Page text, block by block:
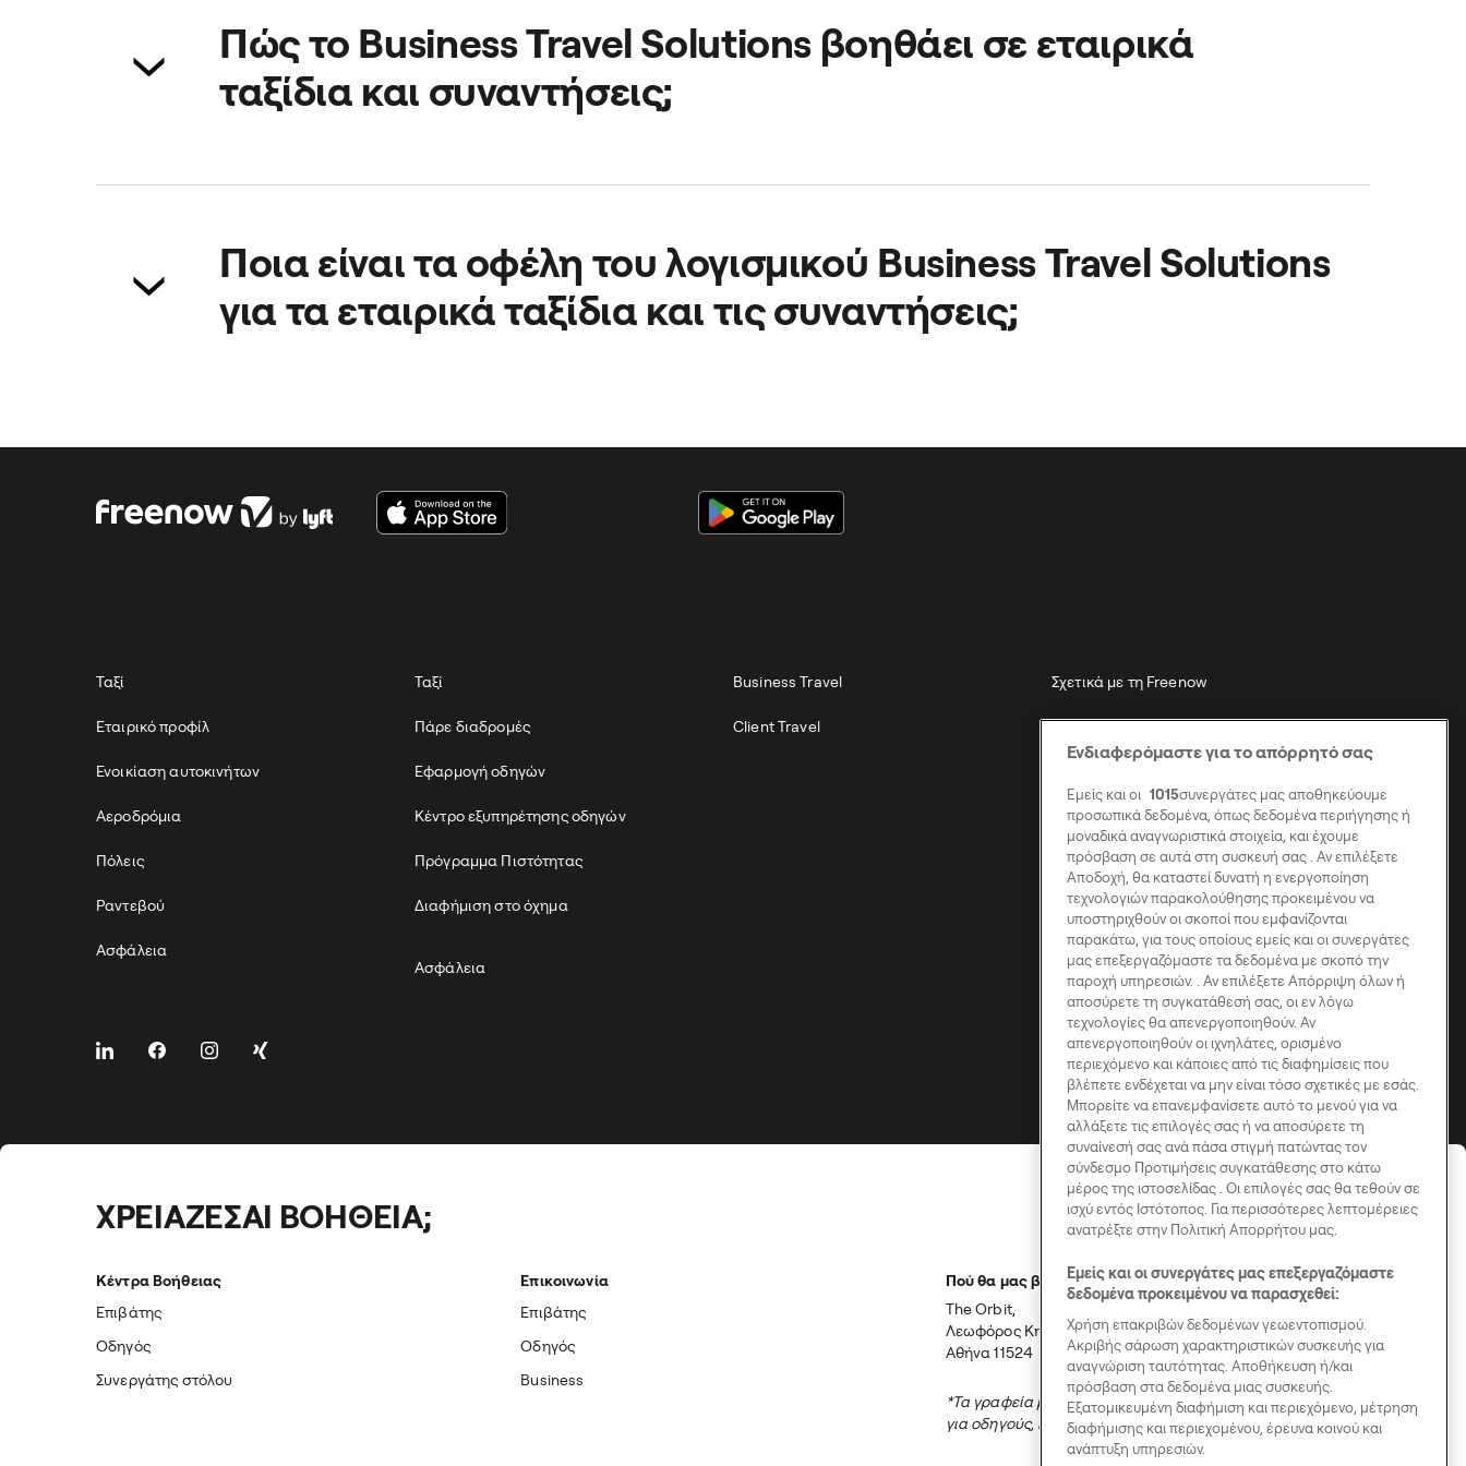
Πώς το Business Travel Solutions βοηθάει σε εταιρικά
ταξίδια και συναντήσεις;
Ποια είναι τα οφέλη του λογισμικού Business Travel Solutions
για τα εταιρικά ταξίδια και τις συναντήσεις;
Ταξί
Εταιρικό προφίλ
Ενοικίαση αυτοκινήτων
Αεροδρόμια
Πόλεις
Ραντεβού
Ασφάλεια
Ταξί
Πάρε διαδρομές
Εφαρμογή οδηγών
Κέντρο εξυπηρέτησης οδηγών
Πρόγραμμα Πιστότητας
Διαφήμιση στο όχημα
Ασφάλεια
Business Travel
Client Travel
Σχετικά με τη Freenow
Καριέρα
Δημόσιες Υποθέσεις
Βιωσιμότητα
Προσβασιμότητα
Modern Slavery Statement
ΧΡΕΙΑΖΕΣΑΙ ΒΟΗΘΕΙΑ;
Κέντρα Βοήθειας
Επιβάτης
Οδηγός
Συνεργάτης στόλου
Επικοινωνία
Επιβάτης
Οδηγός
Business
Πού θα μας βρεις
The Orbit,
Λεωφόρος Κηφισίας 115,
Αθήνα 11524
*Τα γραφεία μας λειτουργούν μόνο
για οδηγούς, κατόπιν ραντεβού.
Ενδιαφερόμαστε για το απόρρητό σας
Εμείς και οι 1015συνεργάτες μας αποθηκεύουμε
προσωπικά δεδομένα, όπως δεδομένα περιήγησης ή
μοναδικά αναγνωριστικά στοιχεία, και έχουμε
πρόσβαση σε αυτά στη συσκευή σας . Αν επιλέξετε
Αποδοχή, θα καταστεί δυνατή η ενεργοποίηση
τεχνολογιών παρακολούθησης προκειμένου να
υποστηριχθούν οι σκοποί που εμφανίζονται
παρακάτω, για τους οποίους εμείς και οι συνεργάτες
μας επεξεργαζόμαστε τα δεδομένα με σκοπό την
παροχή υπηρεσιών. . Αν επιλέξετε Απόρριψη όλων ή
αποσύρετε τη συγκατάθεσή σας, οι εν λόγω
τεχνολογίες θα απενεργοποιηθούν. Αν
απενεργοποιηθούν οι ιχνηλάτες, ορισμένο
περιεχόμενο και κάποιες από τις διαφημίσεις που
βλέπετε ενδέχεται να μην είναι τόσο σχετικές με εσάς.
Μπορείτε να επανεμφανίσετε αυτό το μενού για να
αλλάξετε τις επιλογές σας ή να αποσύρετε τη
συναίνεσή σας ανά πάσα στιγμή πατώντας τον
σύνδεσμο Προτιμήσεις συγκατάθεσης στο κάτω
μέρος της ιστοσελίδας . Οι επιλογές σας θα τεθούν σε
ισχύ εντός Ιστότοπος. Για περισσότερες λεπτομέρειες
ανατρέξτε στην Πολιτική Απορρήτου μας.
Εμείς και οι συνεργάτες μας επεξεργαζόμαστε
δεδομένα προκειμένου να παρασχεθεί:
Χρήση επακριβών δεδομένων γεωεντοπισμού.
Ακριβής σάρωση χαρακτηριστικών συσκευής για
αναγνώριση ταυτότητας. Αποθήκευση ή/και
πρόσβαση στα δεδομένα μιας συσκευής.
Εξατομικευμένη διαφήμιση και περιεχόμενο, μέτρηση
διαφήμισης και περιεχομένου, έρευνα κοινού και
ανάπτυξη υπηρεσιών.